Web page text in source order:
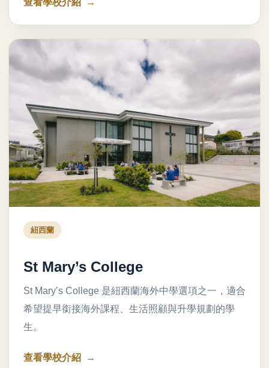
查看學校介紹
紐西蘭
St Mary’s College
St Mary’s College 是紐西蘭海外中學選項之一，適合
希望提早銜接海外課程、生活照顧與升學規劃的學
生。
查看學校介紹